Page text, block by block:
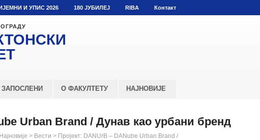
И УПИС 2026 180 ЈУБИЛЕЈ RIBA Контакт
ЗАПОСЛЕНИ О ФАКУЛТЕТУ НАЈНОВИЈЕ
Urban Brand / Дунав као урбани бренд
Најновије > Вести > Пројект: DANUrB – DANube Urban Brand /